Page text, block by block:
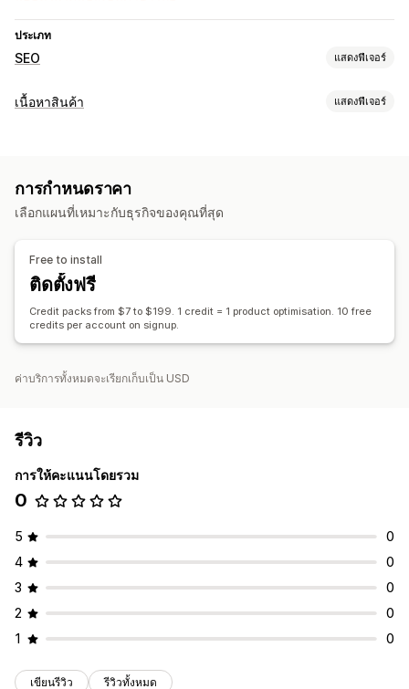
ประเภท
SEO แสดงฟีเจอร์
เครื่องมือ SEO
การเฝ้าติดตามประสิทธิภาพ
คะแนน SEO
การวิเคราะห์เนื้อหา
เนื้อหาสินค้า แสดงฟีเจอร์
ข้อมูลที่มีโครงสร้าง
SEO
การตรวจสอบ SEO
การกำหนดราคา
เลือกแผนที่เหมาะกับธุรกิจของคุณที่สุด
Free to install
ติดตั้งฟรี
Credit packs from $7 to $199. 1 credit = 1 product optimisation. 10 free
credits per account on signup.
ค่าบริการทั้งหมดจะเรียกเก็บเป็น USD
รีวิว
การให้คะแนนโดยรวม
0
5
0
4
0
3
0
2
0
1
0
เขียนรีวิว รีวิวทั้งหมด